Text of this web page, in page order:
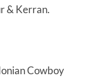
& Kerran.
Cowboy